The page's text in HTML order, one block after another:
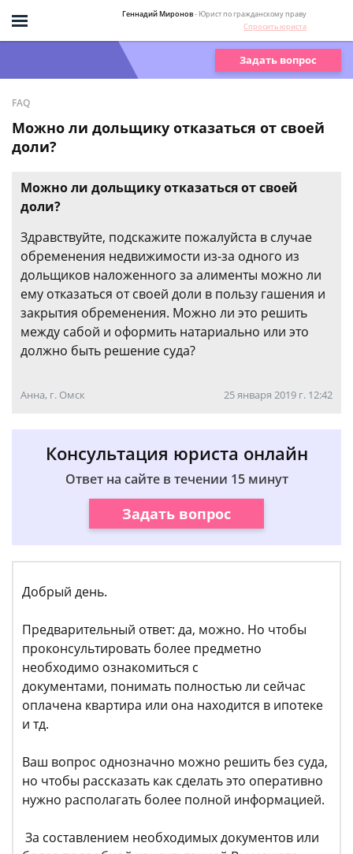
Геннадий Миронов- Юрист по гражданскому праву
Спросить юриста
Задать вопрос
FAQ
Можно ли дольщику отказаться от своей
доли?
Можно ли дольщику отказаться от своей
доли?
Здравствуйте, подскажите пожалуйста в случае
обременения недвижимости из-за одного из
дольщиков наложенного за алименты можно ли
ему отказаться от своей доли в пользу гашения и
закрытия обременения. Можно ли это решить
между сабой и оформить натариально или это
должно быть решение суда?
Анна, г. Омск 25 января 2019 г. 12:42
Консультация юриста онлайн
Ответ на сайте в течении 15 минут
Задать вопрос
Добрый день.
Предварительный ответ: да, можно. Но чтобы
проконсультировать более предметно
необходимо ознакомиться с
документами, понимать полностью ли сейчас
оплачена квартира или она находится в ипотеке
и тд.
Ваш вопрос однозначно можно решить без суда,
но чтобы рассказать как сделать это оперативно
нужно располагать более полной информацией.
За составлением необходимых документов или